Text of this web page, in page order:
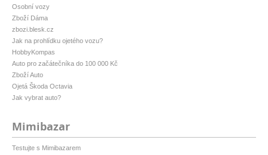
Osobní vozy
Zboží Dáma
zbozi.blesk.cz
Jak na prohlídku ojetého vozu?
HobbyKompas
Auto pro začátečníka do 100 000 Kč
Zboží Auto
Ojetá Škoda Octavia
Jak vybrat auto?
Mimibazar
Testujte s Mimibazarem